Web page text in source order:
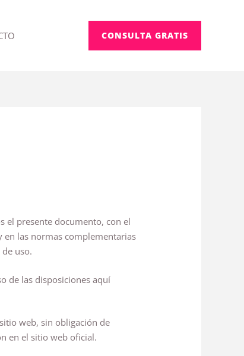
CONSULTA GRATIS
el presente documento, con el
en las normas complementarias
uso.
de las disposiciones aquí
web, sin obligación de
en el sitio web oficial.